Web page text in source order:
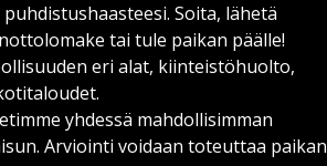
Soita, lähetä
tai tule paikan päälle!
eri alat, kiinteistöhuolto,
yhdessä mahdollisimman
Arviointi voidaan toteuttaa paikan